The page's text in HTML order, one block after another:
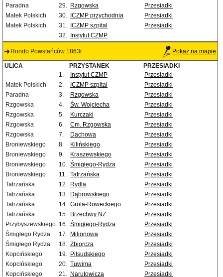
Paradna
29. Rzgowska
Przesiadki
Matek Polskich
30. ICZMP przychodnia
Przesiadki
Matek Polskich
31. ICZMP szpital
Przesiadki
32.
Instytut CZMP
Rondo Powstańców 1863r. Pokaż na mapie
ULICA PRZYSTANEK
PRZESIADKI
1.
Instytut CZMP
Przesiadki
Matek Polskich
2. ICZMP szpital
Przesiadki
Paradna
3. Rzgowska
Przesiadki
Rzgowska
4. Św. Wojciecha
Przesiadki
Rzgowska
5. Kurczaki
Przesiadki
Rzgowska
6. Cm. Rzgowska
Przesiadki
Rzgowska
7. Dachowa
Przesiadki
Broniewskiego
8. Kilińskiego
Przesiadki
Broniewskiego
9. Kraszewskiego
Przesiadki
Broniewskiego
10. Śmigłego-Rydza
Przesiadki
Broniewskiego
11. Tatrzańska
Przesiadki
Tatrzańska
12. Rydla
Przesiadki
Tatrzańska
13. Dąbrowskiego
Przesiadki
Tatrzańska
14. Grota-Roweckiego
Przesiadki
Tatrzańska
15. Brzechwy NŻ
Przesiadki
Przybyszewskiego 16. Śmigłego-Rydza
Przesiadki
Śmigłego Rydza
17. Milionowa
Przesiadki
Śmigłego Rydza
18. Zbiorcza
Przesiadki
Kopcińskiego
19. Piłsudskiego
Przesiadki
Kopcińskiego
20. Tuwima
Przesiadki
Kopcińskiego
21. Narutowicza Przesiadki